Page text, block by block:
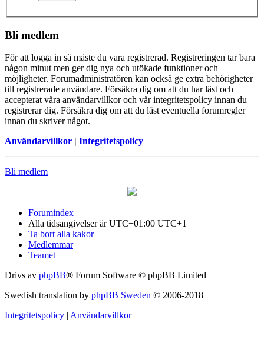
Bli medlem
För att logga in så måste du vara registrerad. Registreringen tar bara
någon minut men ger dig nya och utökade funktioner och
möjligheter. Forumadministratören kan också ge extra behörigheter
till registrerade användare. Försäkra dig om att du har läst och
accepterat våra användarvillkor och vår integritetspolicy innan du
registrerar dig. Försäkra dig om att du läst eventuella forumregler
innan du skriver något.
Användarvillkor | Integritetspolicy
Bli medlem
Forumindex
Alla tidsangivelser är UTC+01:00 UTC+1
Ta bort alla kakor
Medlemmar
Teamet
Drivs av phpBB® Forum Software © phpBB Limited
Swedish translation by phpBB Sweden © 2006-2018
Integritetspolicy | Användarvillkor